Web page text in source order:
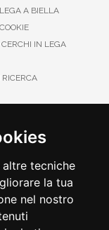
tecniche
la tua
nel nostro
A BIELLA
IN LEGA
CREDITO